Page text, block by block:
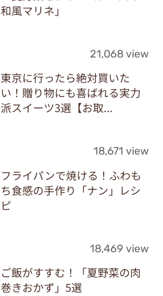
和風マリネ」
21,068 view
東京に行ったら絶対買いた
い！贈り物にも喜ばれる実力
派スイーツ3選【お取...
18,671 view
フライパンで焼ける！ふわも
ち食感の手作り「ナン」レシ
ピ
18,469 view
ご飯がすすむ！「夏野菜の肉
巻きおかず」5選